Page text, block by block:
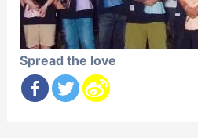
Spread the love